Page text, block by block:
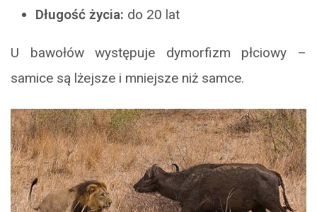
Długość życia: do 20 lat
U bawołów występuje dymorfizm płciowy –
samice są lżejsze i mniejsze niż samce.